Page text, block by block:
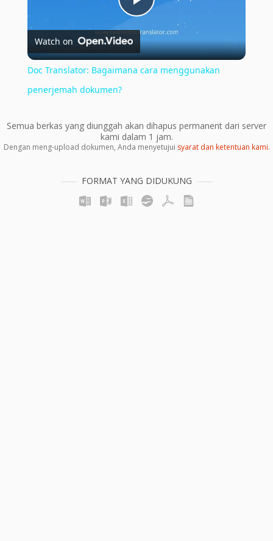
Play
Video
Watch on
Doc Translator: Bagaimana cara menggunakan
penerjemah dokumen?
Semua berkas yang diunggah akan dihapus permanent dari server
kami dalam 1 jam.
Dengan meng-upload dokumen, Anda menyetujui syarat dan ketentuan kami.
FORMAT YANG DIDUKUNG